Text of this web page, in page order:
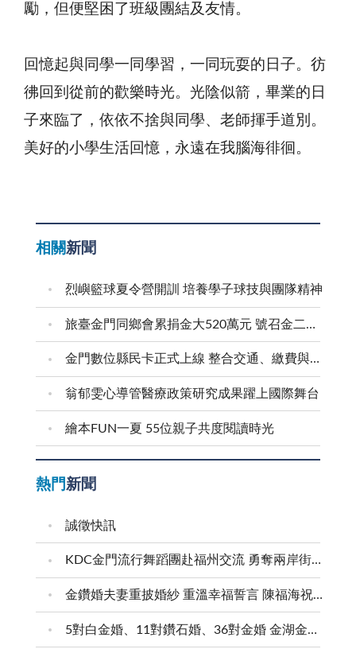
勵，但便堅困了班級團結及友情。
回憶起與同學一同學習，一同玩耍的日子。彷
彿回到從前的歡樂時光。光陰似箭，畢業的日
子來臨了，依依不捨與同學、老師揮手道別。
美好的小學生活回憶，永遠在我腦海徘徊。
相關新聞
烈嶼籃球夏令營開訓 培養學子球技與團隊精神
旅臺金門同鄉會累捐金大520萬元 號召金二代金三代返鄉求學
金門數位縣民卡正式上線 整合交通、繳費與生活服務 迎接在地智慧新生活
翁郁雯心導管醫療政策研究成果躍上國際舞台
繪本FUN一夏 55位親子共度閱讀時光
熱門新聞
誠徵快訊
KDC金門流行舞蹈團赴福州交流 勇奪兩岸街舞賽三等獎
金鑽婚夫妻重披婚紗 重溫幸福誓言 陳福海祝福牽手半世紀 情深相守成典範
5對白金婚、11對鑽石婚、36對金婚 金湖金沙夫妻共享榮耀時刻 陳福海表揚金鑽婚夫妻 向半世紀相守家庭典範致敬